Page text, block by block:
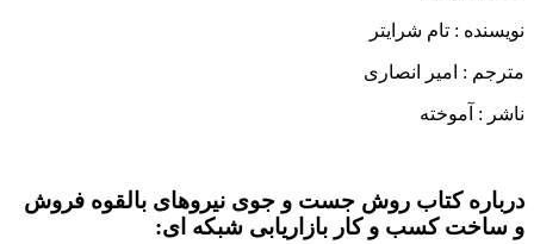
نویسنده : تام شرایتر
مترجم : امیر انصاری
ناشر : آموخته
درباره کتاب روش جست و جوی نیروهای بالقوه فروش
و ساخت کسب و کار بازاریابی شبکه ای: